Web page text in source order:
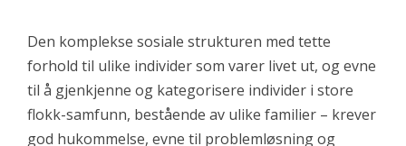
Den komplekse sosiale strukturen med tette
forhold til ulike individer som varer livet ut, og evne
til å gjenkjenne og kategorisere individer i store
flokk-samfunn, bestående av ulike familier – krever
god hukommelse, evne til problemløsning og